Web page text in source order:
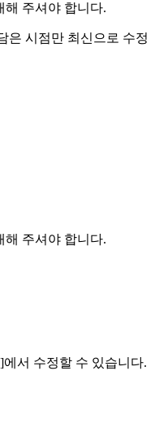
해 주셔야 합니다.
은 시점만 최신으로 수정
해 주셔야 합니다.
서 수정할 수 있습니다.